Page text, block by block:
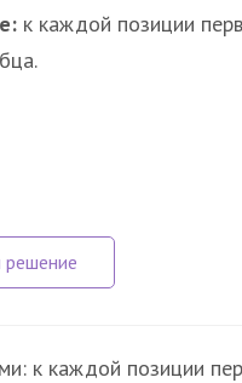
к каждой позиции
к каждой позиции